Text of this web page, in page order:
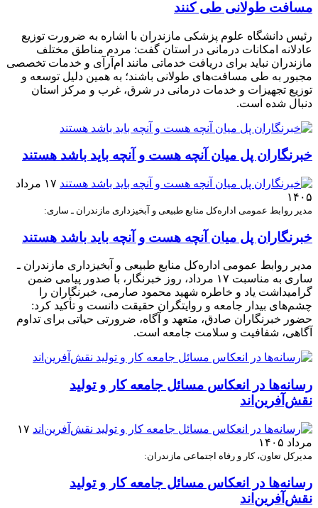
مسافت طولانی طی کنند
رئیس دانشگاه علوم پزشکی مازندران با اشاره به ضرورت توزیع
عادلانه امکانات درمانی در استان گفت: مردم مناطق مختلف
مازندران نباید برای دریافت خدماتی مانند ام‌آر‌آی و خدمات تخصصی
مجبور به طی مسافت‌های طولانی باشند؛ به همین دلیل توسعه و
توزیع تجهیزات و خدمات درمانی در شرق، غرب و مرکز استان
دنبال شده است.
خبرنگاران پل میان آنچه هست و آنچه باید باشد هستند
۱۷ مرداد
۱۴۰۵
مدیر روابط عمومی اداره‌کل منابع طبیعی و آبخیزداری مازندران ـ ساری:
خبرنگاران پل میان آنچه هست و آنچه باید باشد هستند
مدیر روابط عمومی اداره‌کل منابع طبیعی و آبخیزداری مازندران ـ
ساری به مناسبت ۱۷ مرداد، روز خبرنگار، با صدور پیامی ضمن
گرامیداشت یاد و خاطره شهید محمود صارمی، خبرنگاران را
چشم‌های بیدار جامعه و روایتگران حقیقت دانست و تأکید کرد:
حضور خبرنگاران صادق، متعهد و آگاه، ضرورتی حیاتی برای تداوم
آگاهی، شفافیت و سلامت جامعه است.
رسانه‌ها در انعکاس مسائل جامعه کار و تولید
نقش‌آفرین‌اند
۱۷
مرداد ۱۴۰۵
مدیرکل تعاون، کار و رفاه اجتماعی مازندران:
رسانه‌ها در انعکاس مسائل جامعه کار و تولید
نقش‌آفرین‌اند